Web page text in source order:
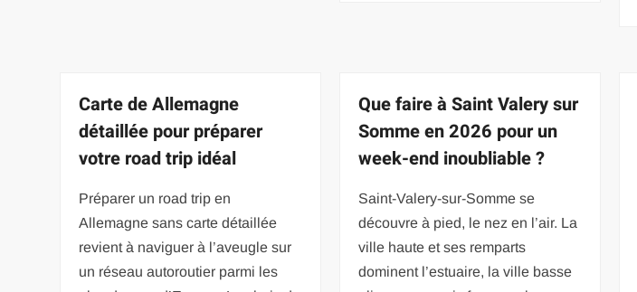
Carte de Allemagne
détaillée pour préparer
votre road trip idéal
Préparer un road trip en
Allemagne sans carte détaillée
revient à naviguer à l’aveugle sur
un réseau autoroutier parmi les
Que faire à Saint Valery sur
Somme en 2026 pour un
week-end inoubliable ?
Saint-Valery-sur-Somme se
découvre à pied, le nez en l’air. La
ville haute et ses remparts
dominent l’estuaire, la ville basse